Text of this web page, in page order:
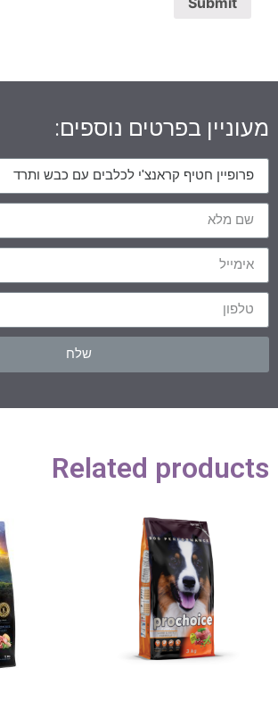
מעוניין בפרטים נוספים:
שלח
Related products